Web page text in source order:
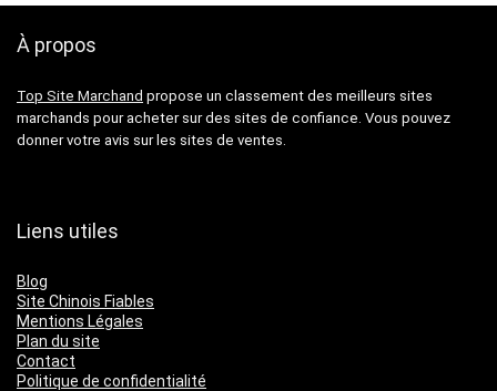
À propos
Top Site Marchand propose un classement des meilleurs sites
marchands pour acheter sur des sites de confiance. Vous pouvez
donner votre avis sur les sites de ventes.
Liens utiles
Blog
Site Chinois Fiables
Mentions Légales
Plan du site
Contact
Politique de confidentialité